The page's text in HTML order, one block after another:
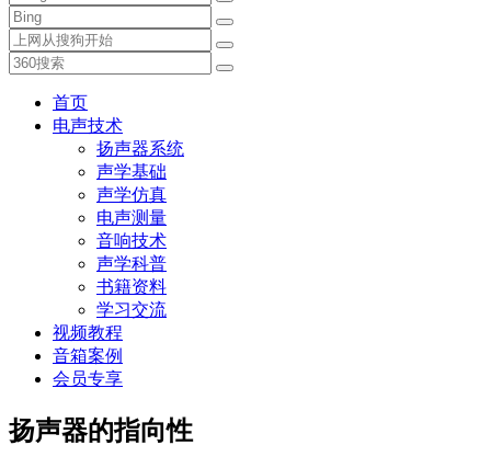
首页
电声技术
扬声器系统
声学基础
声学仿真
电声测量
音响技术
声学科普
书籍资料
学习交流
视频教程
音箱案例
会员专享
扬声器的指向性